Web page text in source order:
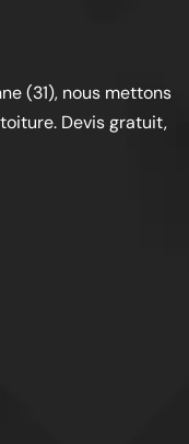
(31), nous mettons
Devis gratuit,